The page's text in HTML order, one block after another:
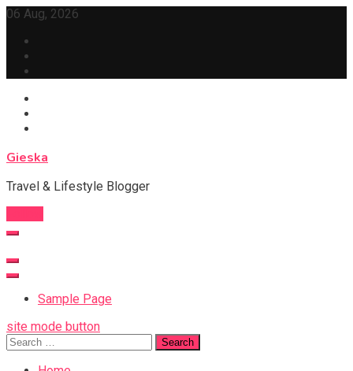
Skip
content
06 Aug, 2026
Gieska
Travel & Lifestyle Blogger
Sample Page
site mode button
Search
for: